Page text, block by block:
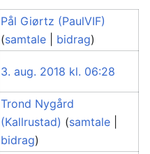
Pål Giørtz (PaulVIF)
(samtale bidrag)
3. aug. 2018 kl. 06:28
Trond Nygård
(Kallrustad) (samtale
bidrag)